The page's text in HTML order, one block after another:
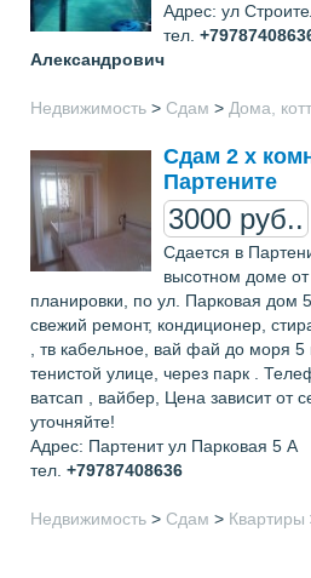
Адрес: ул
тел.
Александрович
Недвижимость > Сдам > Дома,
Сдам 2 х
Партените
3000 руб..
Сдается в
высoтном доме
планировки, по ул. Парковая дом
свежий ремонт, кондиционер,
, тв кабельнoе, вай фай до моря
тенистой улице, через пaрк .
ватсап , вайбер, Цена зависит от
уточняйте!
Адрес: Партенит ул Парковая 5 А
тел. +79787408636
Недвижимость > Сдам > Квартиры